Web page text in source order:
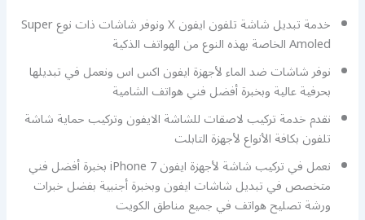
خدمة تبديل شاشة تلفون ايفون X ونوفر شاشات ذات نوع Super
Amoled الخاصة بهذه النوع من الهواتف الذكية
نوفر شاشات ضد الماء لأجهزة ايفون اكس اس ونعمل في تبديلها
بحرفية عالية وبخبرة أفضل فني هواتف الشامية
نقدم خدمة تركيب لاصقات للشاشة الايفون وتركيب حماية شاشة
تلفون بكافة الأنواع لأجهزة التابلت
نعمل في تركيب شاشة لأجهزة ايفون 7 iPhone بخبرة أفضل فني
متخصص في تبديل شاشات ايفون وبخبرة أجنبية بفضل خبرات
ورشة تصليح هواتف في جميع مناطق الكويت